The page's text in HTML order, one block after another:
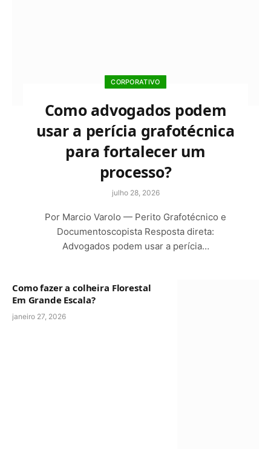
CORPORATIVO
Como advogados podem
usar a perícia grafotécnica
para fortalecer um
processo?
julho 28, 2026
Por Marcio Varolo — Perito Grafotécnico e
Documentoscopista Resposta direta:
Advogados podem usar a perícia…
Como fazer a colheira Florestal
Em Grande Escala?
janeiro 27, 2026